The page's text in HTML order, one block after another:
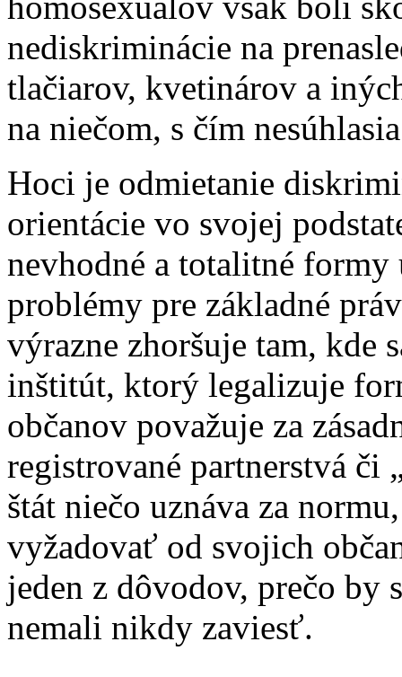
nediskriminácie na
tlačiarov, kvetinárov a
na niečom, s čím
Hoci je odmietanie
orientácie vo svojej
nevhodné a totalitné formy
problémy pre základné
výrazne zhoršuje tam, kde
inštitút, ktorý legalizuje
občanov považuje za
registrované partnerstvá či
štát niečo uznáva za
vyžadovať od svojich
jeden z dôvodov, prečo by
nemali nikdy zaviesť.